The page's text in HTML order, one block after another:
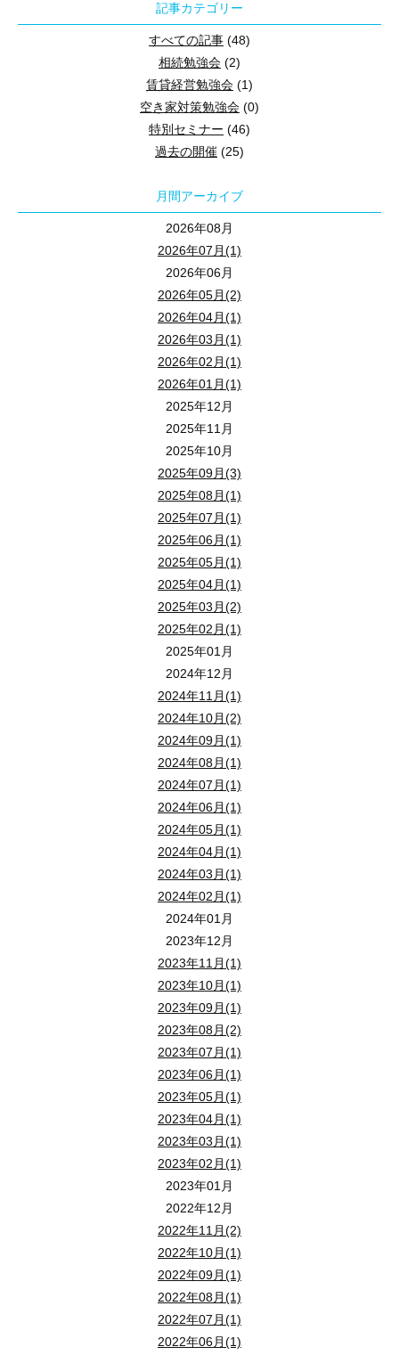
記事カテゴリー
すべての記事 (48)
相続勉強会 (2)
賃貸経営勉強会 (1)
空き家対策勉強会 (0)
特別セミナー (46)
過去の開催 (25)
月間アーカイブ
2026年08月
2026年07月(1)
2026年06月
2026年05月(2)
2026年04月(1)
2026年03月(1)
2026年02月(1)
2026年01月(1)
2025年12月
2025年11月
2025年10月
2025年09月(3)
2025年08月(1)
2025年07月(1)
2025年06月(1)
2025年05月(1)
2025年04月(1)
2025年03月(2)
2025年02月(1)
2025年01月
2024年12月
2024年11月(1)
2024年10月(2)
2024年09月(1)
2024年08月(1)
2024年07月(1)
2024年06月(1)
2024年05月(1)
2024年04月(1)
2024年03月(1)
2024年02月(1)
2024年01月
2023年12月
2023年11月(1)
2023年10月(1)
2023年09月(1)
2023年08月(2)
2023年07月(1)
2023年06月(1)
2023年05月(1)
2023年04月(1)
2023年03月(1)
2023年02月(1)
2023年01月
2022年12月
2022年11月(2)
2022年10月(1)
2022年09月(1)
2022年08月(1)
2022年07月(1)
2022年06月(1)
≪開催日時≫について
≪WEB参加≫について
狭山不動産としましては、
対策が必要な方には対策をしていただいて
今後もトラブルなくお幸せに暮らしていただければと願っておりま
今回は特に、不動産トラブルの多い遺産分割についてと
現在、または相続後の空き家についての事例と対策について
不動産相続のプロよりお話しいただきます。
ＥＲＡ LIXIL不動産ショップ
中小企業診断士・宅地建物取引士
マンション管理士・管理業務主任者
賃貸経営管理士・相続診断士
● 遺産分割が相続対策のポイント
● トラブルを回避するには？
会場参加のみならず、ライブ配信セミナーも同時開催しております
ご自宅でも当セミナーをご視聴いただけます。
途中退席も可能ですので、お気軽にご参加ください。
★★★「youtube」にて配信しています！★★★
「youtube」の動画配信サイトより、セミナー視聴が可能です！
ご自宅でも・移動中でも、スマホやＰＣでお手軽に、最新情報を入
（※ 通信料はご負担ください。）
ライブ配信セミナーご希望の方は 【 メールアドレス 】 をお知らせ
いただいたメールアドレス宛にセミナー視聴用のご案内メールを
メールにある 「 セミナー視聴 」 ボタンをクリックすると、
ライブ配信セミナーが視聴できます。
会場参加の方は、ご来場にてご参加ください。